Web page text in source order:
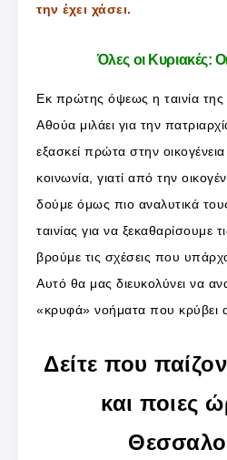
την έχει χάσει.
Όλες οι Κυριακές:
Εκ πρώτης όψεως η ταινία της
Αθούα μιλάει για την
εξασκεί πρώτα στην
κοινωνία, γιατί από την
δούμε όμως πιο αναλυτικά
ταινίας για να ξεκαθαρίσουμε
βρούμε τις σχέσεις που
Αυτό θα μας διευκολύνει να
«κρυφά» νοήματα που κρύβει
Δείτε που
και ποιες